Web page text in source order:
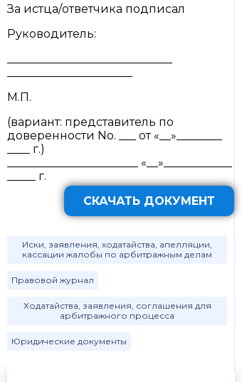
За истца/ответчика подписал
Руководитель:
М.П.
(вариант: представитель по
доверенности No. ___ от «__»________
____ г.)
_______________________ «__»____________
_____ г.
СКАЧАТЬ ДОКУМЕНТ
Иски, заявления, ходатайства, апелляции,
кассации жалобы по арбитражным делам
Правовой журнал
Ходатайства, заявления, соглашения для
арбитражного процесса
Юридические документы